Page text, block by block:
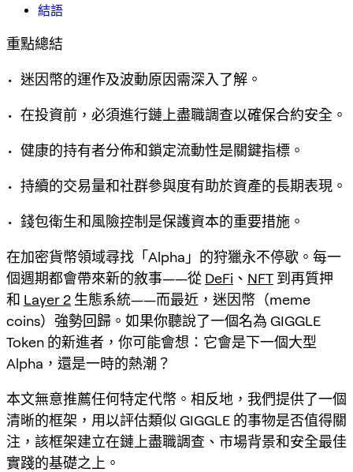
結語
重點總結
• 迷因幣的運作及波動原因需深入了解。
• 在投資前，必須進行鏈上盡職調查以確保合約安全。
• 健康的持有者分佈和鎖定流動性是關鍵指標。
• 持續的交易量和社群參與度有助於資產的長期表現。
• 錢包衛生和風險控制是保護資本的重要措施。
在加密貨幣領域尋找「Alpha」的狩獵永不停歇。每一
個週期都會帶來新的敘事——從 DeFi 、 NFT 到再質押
和 Layer 2 生態系統——而最近，迷因幣（meme
coins）強勢回歸。如果你聽說了一個名為 GIGGLE
Token 的新進者，你可能會想：它會是下一個大型
Alpha，還是一時的熱潮？
本文無意推薦任何特定代幣。相反地，我們提供了一個
清晰的框架，用以評估類似 GIGGLE 的事物是否值得關
注，該框架建立在鏈上盡職調查、市場背景和安全最佳
實踐的基礎之上。